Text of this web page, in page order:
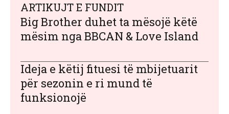
ARTIKUJT E FUNDIT
Big Brother duhet ta mësojë këtë
mësim nga BBCAN & Love Island
Ideja e këtij fituesi të mbijetuarit
për sezonin e ri mund të
funksionojë